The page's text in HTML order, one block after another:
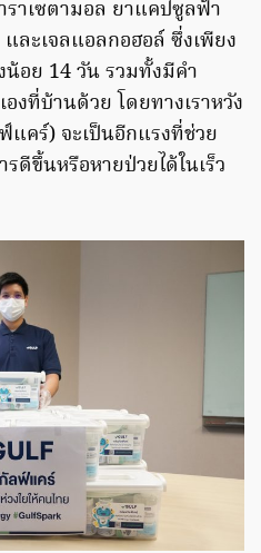
าเซตามอล ยาแคปซูลฟ้า
ละเจลแอลกอฮอล์ ซึ่งเพียง
อย 14 วัน รวมทั้งมีคำ
งที่บ้านด้วย โดยทางเราหวัง
แคร์) จะเป็นอีกแรงที่ช่วย
ดีขึ้นหรือหายป่วยได้ในเร็ว